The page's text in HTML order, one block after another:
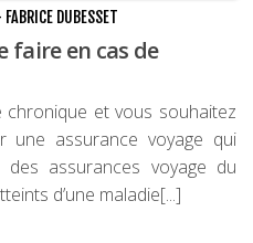
FABRICE DUBESSET
faire en cas de
chronique et vous souhaitez
une assurance voyage qui
assurances voyage du
d’une maladie[...]